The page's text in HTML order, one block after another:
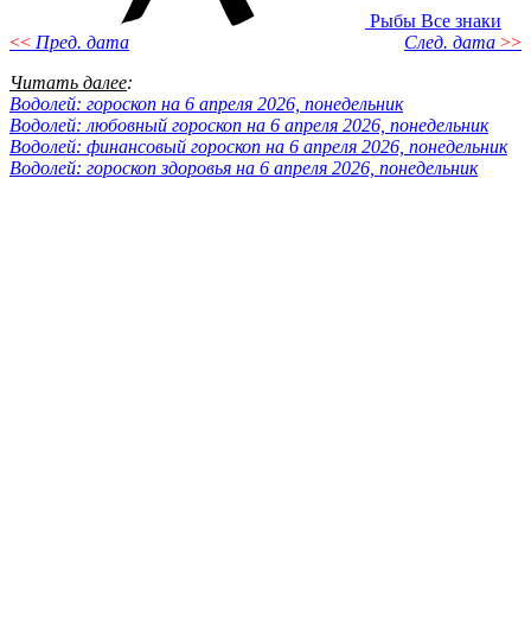
Рыбы Все знаки
<< Пред. дата След. дата >>
Читать далее:
Водолей: гороскоп на 6 апреля 2026, понедельник
Водолей: любовный гороскоп на 6 апреля 2026, понедельник
Водолей: финансовый гороскоп на 6 апреля 2026, понедельник
Водолей: гороскоп здоровья на 6 апреля 2026, понедельник